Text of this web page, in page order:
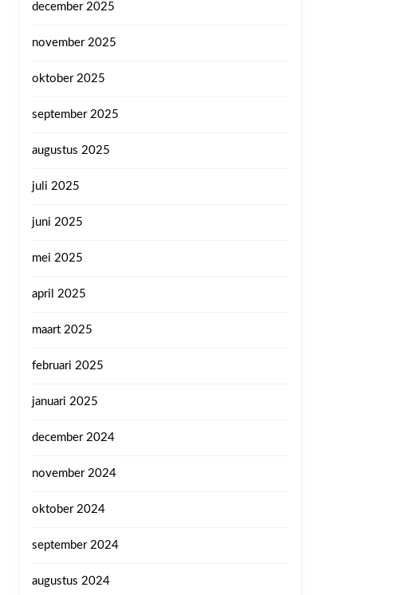
december 2025
november 2025
oktober 2025
september 2025
augustus 2025
juli 2025
juni 2025
mei 2025
april 2025
maart 2025
februari 2025
januari 2025
december 2024
november 2024
oktober 2024
september 2024
augustus 2024